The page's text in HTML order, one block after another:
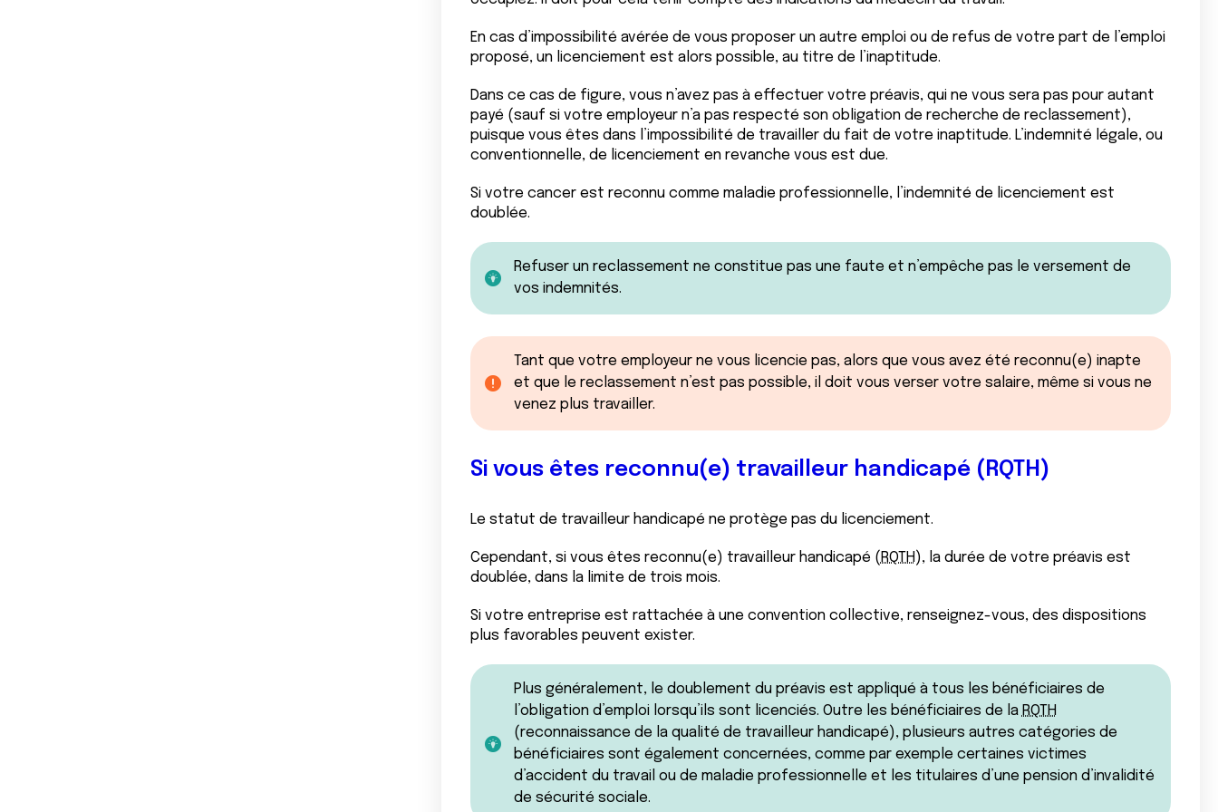
En cas d’impossibilité avérée de vous proposer un autre emploi ou de refus de votre part de l’emploi
proposé, un licenciement est alors possible, au titre de l’inaptitude.
Dans ce cas de figure, vous n’avez pas à effectuer votre préavis, qui ne vous sera pas pour autant
payé (sauf si votre employeur n’a pas respecté son obligation de recherche de reclassement),
puisque vous êtes dans l’impossibilité de travailler du fait de votre inaptitude. L’indemnité légale, ou
conventionnelle, de licenciement en revanche vous est due.
Si votre cancer est reconnu comme maladie professionnelle, l’indemnité de licenciement est
doublée.
Refuser un reclassement ne constitue pas une faute et n’empêche pas le versement de
vos indemnités.
Tant que votre employeur ne vous licencie pas, alors que vous avez été reconnu(e) inapte
et que le reclassement n’est pas possible, il doit vous verser votre salaire, même si vous ne
venez plus travailler.
Si vous êtes reconnu(e) travailleur handicapé (RQTH)
Le statut de travailleur handicapé ne protège pas du licenciement.
Cependant, si vous êtes reconnu(e) travailleur handicapé ( RQTH ), la durée de votre préavis est
doublée, dans la limite de trois mois.
Si votre entreprise est rattachée à une convention collective, renseignez-vous, des dispositions
plus favorables peuvent exister.
Plus généralement, le doublement du préavis est appliqué à tous les bénéficiaires de
l’obligation d’emploi lorsqu’ils sont licenciés. Outre les bénéficiaires de la RQTH
(reconnaissance de la qualité de travailleur handicapé), plusieurs autres catégories de
bénéficiaires sont également concernées, comme par exemple certaines victimes
d’accident du travail ou de maladie professionnelle et les titulaires d’une pension d’invalidité
de sécurité sociale.